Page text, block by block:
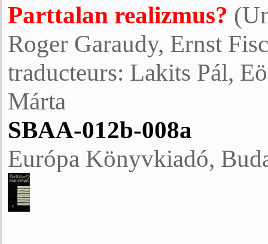
Parttalan realizmus?
Roger Garaudy, Ernst
traducteurs: Lakits Pál,
Márta
SBAA-012b-008a
Európa Könyvkiadó,